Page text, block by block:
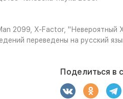
2099, X-Factor, "Невероятный
переведены на русский
Поделиться в